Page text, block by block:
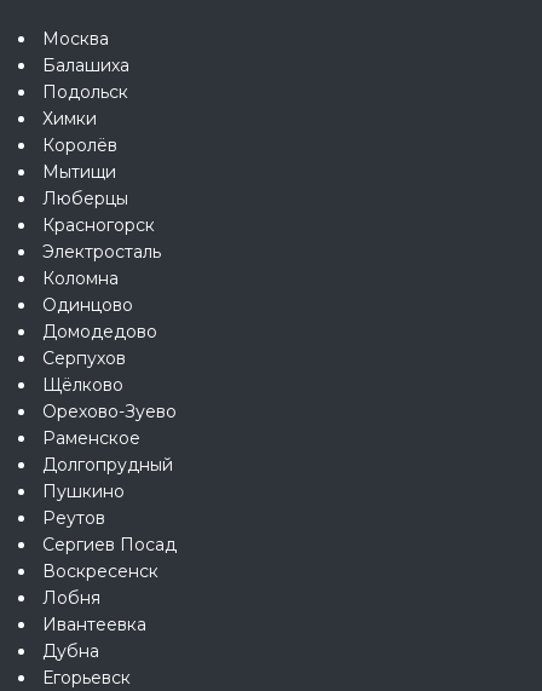
Москва
Балашиха
Подольск
Химки
Королёв
Мытищи
Люберцы
Красногорск
Электросталь
Коломна
Одинцово
Домодедово
Серпухов
Щёлково
Орехово-Зуево
Раменское
Долгопрудный
Пушкино
Реутов
Сергиев Посад
Воскресенск
Лобня
Ивантеевка
Дубна
Егорьевск